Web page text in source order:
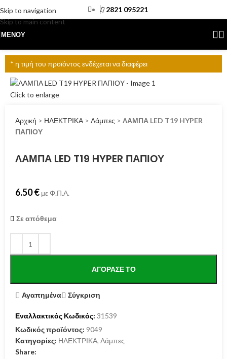
Skip to navigation
Skip to main content
2821 095221
ΜΕΝΟΎ
* η τιμή του προϊόντος ενδέχεται να διαφέρει
Click to enlarge
Αρχική > ΗΛΕΚΤΡΙΚΑ > Λάμπες > ΛΑΜΠΑ LED T19 HYPER
ΠΑΠΙΟΥ
ΛΑΜΠΑ LED T19 HYPER ΠΑΠΙΟΥ
6.50€ με Φ.Π.Α.
Σε απόθεμα
ΑΓΌΡΑΣΕ ΤΟ
Αγαπημένα Σύγκριση
Εναλλακτικός Κωδικός: 31539
Κωδικός προϊόντος: 9049
Κατηγορίες: ΗΛΕΚΤΡΙΚΑ, Λάμπες
Share: